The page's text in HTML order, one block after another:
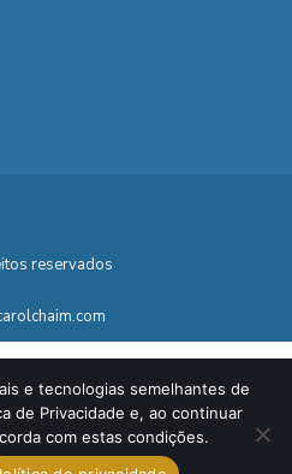
reservados
e tecnologias semelhantes de
de Privacidade e, ao continuar
com estas condições.